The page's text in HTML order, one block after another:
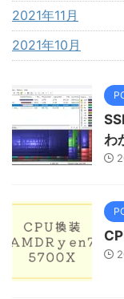
2021年11月
2021年10月
わ